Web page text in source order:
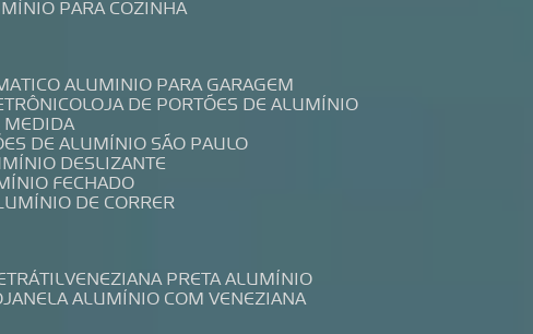
PARA COZINHA
ALUMINIO PARA GARAGEM
LOJA DE PORTÕES DE ALUMÍNIO
MEDIDA
DE ALUMÍNIO SÃO PAULO
DESLIZANTE
FECHADO
DE CORRER
VENEZIANA PRETA ALUMÍNIO
JANELA ALUMÍNIO COM VENEZIANA